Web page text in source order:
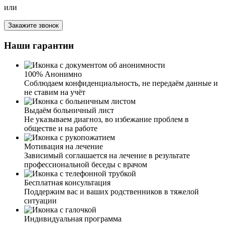
Я благодарна вашей клинике за лечение от алкоголизма
Именно здесь специалисты нашли правильный подход к
Благодаря вам у нас такой отличный результат и знания,
ситуациях. Спасибо вам огромное.
Сложно писать весь тот кошмар, который нам с
супругом пришлось пережить. Наш сын стал плотно
употреблять алкоголь, забросил учебу, пропал интерес к
тренировкам. Усугубило ситуацию и расставание с
девушкой. Два месяца назад моя подруга посоветовала
обратиться к вам. Мы с мужем решили, что надо
попробовать, и позвонили вам. В течение короткого
времени приехали ваши специалисты, провели беседу с
сыном и предложили различные способы лечения. Сын
или
Закажите звонок
Наши гарантии
100% Анонимно
Соблюдаем конфиденциальность, не передаём данные и
не ставим на учёт
Выдаём больничный лист
Не указываем диагноз, во избежание проблем в
обществе и на работе
Мотивация на лечение
Зависимый соглашается на лечение в результате
профессиональной беседы с врачом
Бесплатная консультация
Поддержим вас и ваших родственников в тяжелой
ситуации
Индивидуальная программа